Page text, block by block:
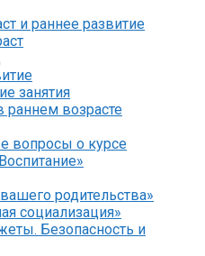
и раннее развитие
занятия
раннем возрасте
вопросы о курсе
родительства»
социализация»
Безопасность и